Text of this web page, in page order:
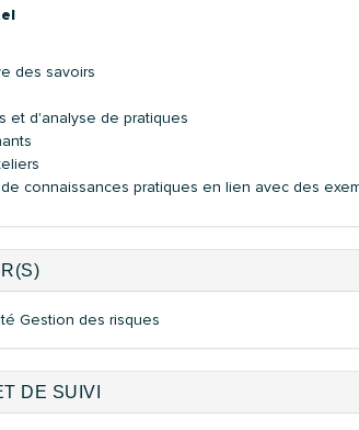
des savoirs
et d'analyse de pratiques
connaissances pratiques en lien avec des
Gestion des risques
DE SUIVI